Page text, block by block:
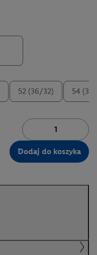
52 (36/32) 54
Dodaj do koszyka